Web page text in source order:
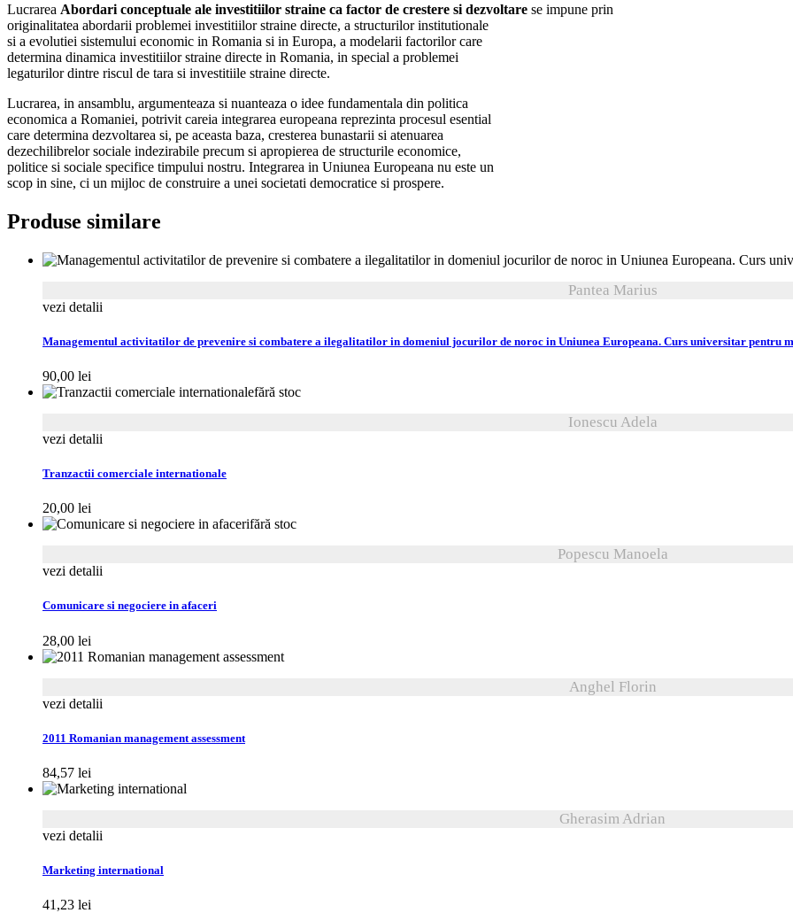
Lucrarea Abordari conceptuale ale investitiilor straine ca factor de crestere si dezvoltare se impune prin
originalitatea abordarii problemei investitiilor straine directe, a structurilor institutionale
si a evolutiei sistemului economic in Romania si in Europa, a modelarii factorilor care
determina dinamica investitiilor straine directe in Romania, in special a problemei
legaturilor dintre riscul de tara si investitiile straine directe.
Lucrarea, in ansamblu, argumenteaza si nuanteaza o idee fundamentala din politica
economica a Romaniei, potrivit careia integrarea europeana reprezinta procesul esential
care determina dezvoltarea si, pe aceasta baza, cresterea bunastarii si atenuarea
dezechilibrelor sociale indezirabile precum si apropierea de structurile economice,
politice si sociale specifice timpului nostru. Integrarea in Uniunea Europeana nu este un
scop in sine, ci un mijloc de construire a unei societati democratice si prospere.
Produse similare
Pantea Marius
vezi detalii
Managementul activitatilor de prevenire si combatere a ilegalitatilor in domeniul jocurilor de noroc in Uniunea Europeana. Curs universitar pentru
90,00 lei
fără stoc
Ionescu Adela
vezi detalii
Tranzactii comerciale internationale
20,00 lei
fără stoc
Popescu Manoela
vezi detalii
Comunicare si negociere in afaceri
28,00 lei
Anghel Florin
vezi detalii
2011 Romanian management assessment
84,57 lei
Gherasim Adrian
vezi detalii
Marketing international
41,23 lei